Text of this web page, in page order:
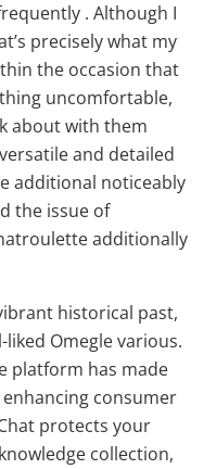
. Although I
precisely what my
the occasion that
uncomfortable,
about with them
and detailed
additional noticeably
the issue of
additionally
historical past,
Omegle various.
platform has made
consumer
protects your
collection,